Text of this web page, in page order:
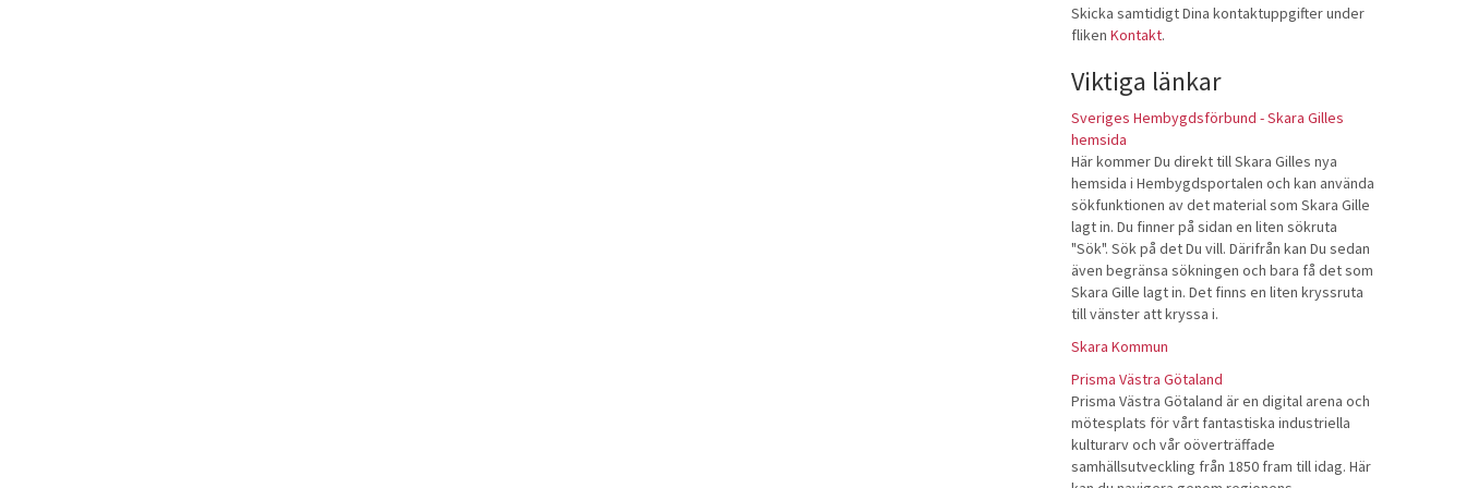
Skicka samtidigt Dina kontaktuppgifter under
fliken Kontakt.
Viktiga länkar
Sveriges Hembygdsförbund - Skara Gilles
hemsida
Här kommer Du direkt till Skara Gilles nya
hemsida i Hembygdsportalen och kan använda
sökfunktionen av det material som Skara Gille
lagt in. Du finner på sidan en liten sökruta
"Sök". Sök på det Du vill. Därifrån kan Du sedan
även begränsa sökningen och bara få det som
Skara Gille lagt in. Det finns en liten kryssruta
till vänster att kryssa i.
Skara Kommun
Prisma Västra Götaland
Prisma Västra Götaland är en digital arena och
mötesplats för vårt fantastiska industriella
kulturarv och vår oöverträffade
samhällsutveckling från 1850 fram till idag. Här